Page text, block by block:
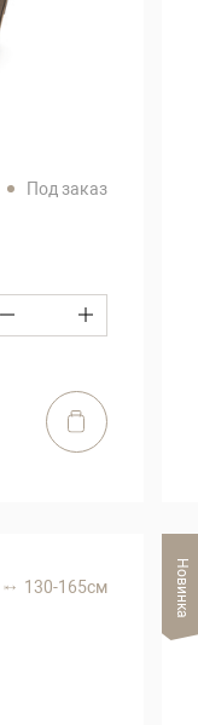
Под заказ
130-165 см Новинка